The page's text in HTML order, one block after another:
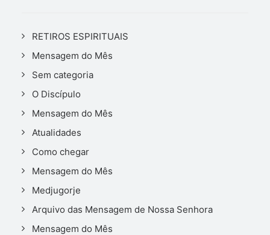
RETIROS ESPIRITUAIS
Mensagem do Mês
Sem categoria
O Discípulo
Mensagem do Mês
Atualidades
Como chegar
Mensagem do Mês
Medjugorje
Arquivo das Mensagem de Nossa Senhora
Mensagem do Mês